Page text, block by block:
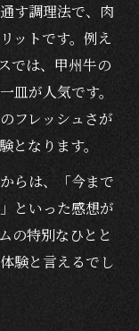
のディナー時
間の融合
のひととき
の贅沢体験
術的空間演出
雰囲気を満喫
ナー空間の特
す調理法で、肉
ットです。例え
では、甲州牛の
皿が人気です。
フレッシュさが
となります。
らは、「今まで
といった感想が
の特別なひとと
験と言えるでし